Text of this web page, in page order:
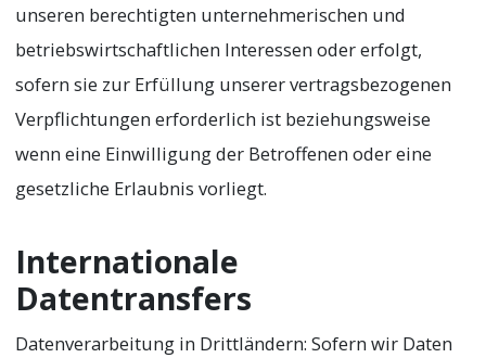
unseren berechtigten unternehmerischen und
betriebswirtschaftlichen Interessen oder erfolgt,
sofern sie zur Erfüllung unserer vertragsbezogenen
Verpflichtungen erforderlich ist beziehungsweise
wenn eine Einwilligung der Betroffenen oder eine
gesetzliche Erlaubnis vorliegt.
Internationale
Datentransfers
Datenverarbeitung in Drittländern: Sofern wir Daten